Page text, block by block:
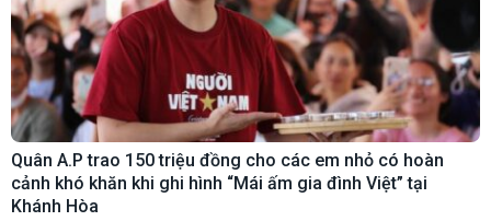
Quân A.P trao 150 triệu đồng cho các em nhỏ có hoàn
cảnh khó khăn khi ghi hình “Mái ấm gia đình Việt” tại
Khánh Hòa